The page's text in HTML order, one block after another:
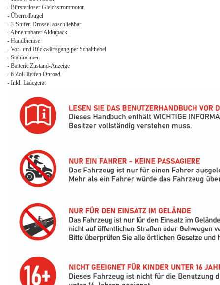
- Bürstenloser Gleichstrommotor
- Überrollbügel
- 3-Stufen Drossel abschließbar
- Abnehmbarer Akkupack
- Handbremse
- Vor- und Rückwärtsgang per Schalthebel
- Stahlrahmen
- Batterie Zustand-Anzeige
- 6 Zoll Reifen Onroad
- Inkl. Ladegerät